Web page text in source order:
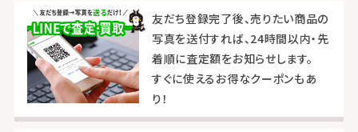
友だち登録完了後、売りたい商品の
写真を送付すれば、24時間以内・先
着順に査定額をお知らせします。
すぐに使えるお得なクーポンもあ
り！